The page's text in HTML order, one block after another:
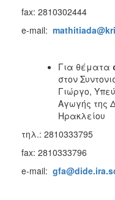
fax: 2810302444
e-mail:
Για θέματα
στον
Γιώργο,
Αγωγής της
Ηρακλείου
τηλ.: 2810333795
fax: 2810333796
e-mail: